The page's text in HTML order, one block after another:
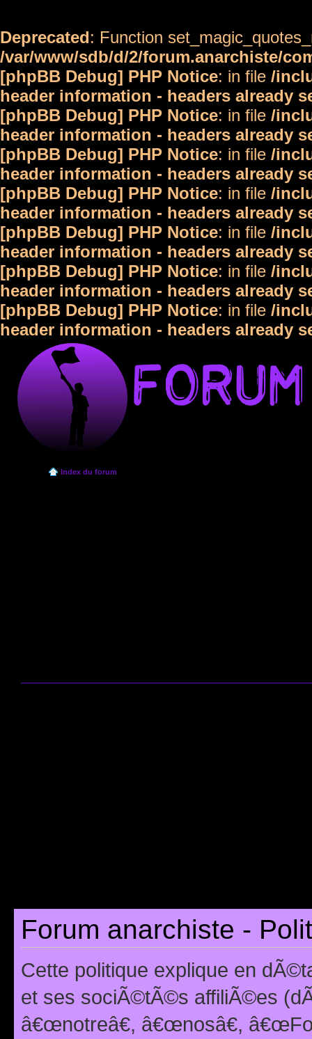
Deprecated: Function
/var/www/sdb/d/2/forum.anarchiste/
[phpBB Debug] PHP Notice: in file /
header information - headers already
[phpBB Debug] PHP Notice: in file /
header information - headers already
[phpBB Debug] PHP Notice: in file /
header information - headers already
[phpBB Debug] PHP Notice: in file /
header information - headers already
[phpBB Debug] PHP Notice: in file /
header information - headers already
[phpBB Debug] PHP Notice: in file /
header information - headers already
[phpBB Debug] PHP Notice: in file /
header information - headers already
Index du forum
Forum anarchiste -
Cette politique explique en
et ses sociÃ©tÃ©s affiliÃ©es
â€œnotreâ€, â€œnosâ€,